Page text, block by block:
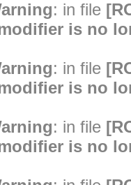
: in file
is no
: in file
is no
: in file
is no